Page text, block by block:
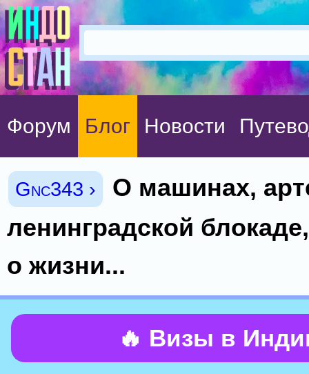
Форум Блог Новости
Gnc343 ›
О машинах,
ленинградской
о жизни...
🔥 Визы в